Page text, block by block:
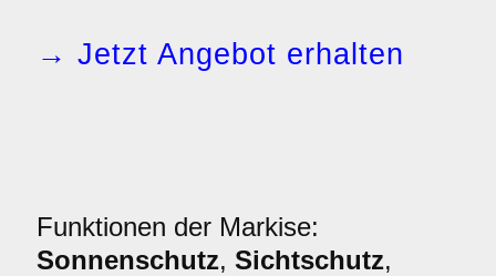
→ Jetzt Angebot erhalten
Funktionen der Markise:
Sonnenschutz, Sichtschutz,